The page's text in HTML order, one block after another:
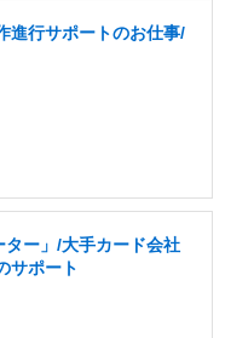
進行サポートのお仕事/
ター」/大手カード会社
サポート